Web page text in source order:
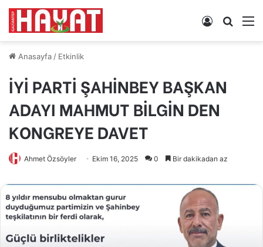
Arama
Kayıt
Anasayfa/ Etkinlik
İYİ PARTİ ŞAHİNBEY BAŞKAN
ADAYI MAHMUT BİLGİN DEN
KONGREYE DAVET
Ahmet Özsöyler Ekim 16, 2025 0 Bir dakikadan az